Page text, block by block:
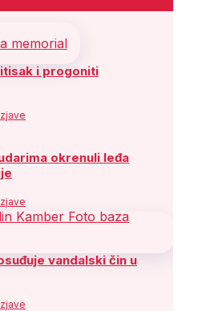
i progoniti
okrenuli leđa
vandalski čin u